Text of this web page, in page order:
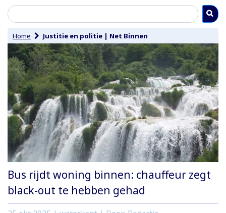
Home Justitie en politie | Net Binnen
Bus rijdt woning binnen: chauffeur zegt
black-out te hebben gehad